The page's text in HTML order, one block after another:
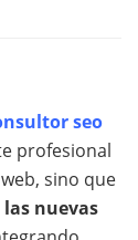
seo
profesional
sino que
nuevas